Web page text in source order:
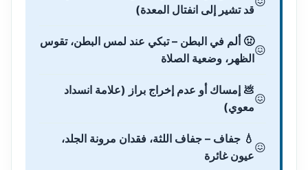
قد تشير إلى انفتال المعدة)
🤢 ألم في البطن – تبكي عند لمس البطن، تقوس
الظهر، وضعية الصلاة
💩 إمساك أو عدم إخراج براز (علامة انسداد
معوي)
💧 جفاف – جفاف اللثة، فقدان مرونة الجلد،
عيون غائرة